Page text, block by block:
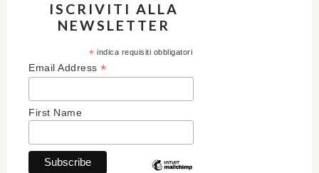
ISCRIVITI ALLA
NEWSLETTER
* indica requisiti obbligatori
Email Address *
First Name